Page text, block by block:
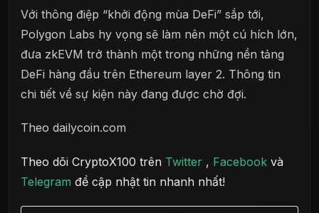
Với thông điệp “khởi động mùa DeFi” sắp tới,
Polygon Labs hy vọng sẽ làm nên một cú hích lớn,
đưa zkEVM trở thành một trong những nền tảng
DeFi hàng đầu trên Ethereum layer 2. Thông tin
chi tiết về sự kiện này đang được chờ đợi.
Theo dailycoin.com
Theo dõi CryptoX100 trên Twitter , Facebook và
Telegram để cập nhật tin nhanh nhất!